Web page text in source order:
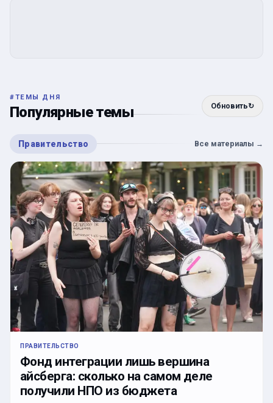
#ТЕМЫ ДНЯ
Популярные темы Обновить↻
Правительство Все материалы →
ПРАВИТЕЛЬСТВО
Фонд интеграции лишь вершина
айсберга: сколько на самом деле
получили НПО из бюджета